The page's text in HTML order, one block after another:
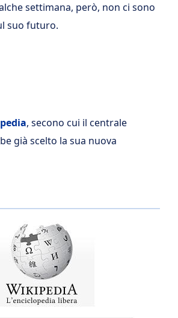
settimana, però, non ci sono
suo futuro.
, secono cui il centrale
già scelto la sua nuova